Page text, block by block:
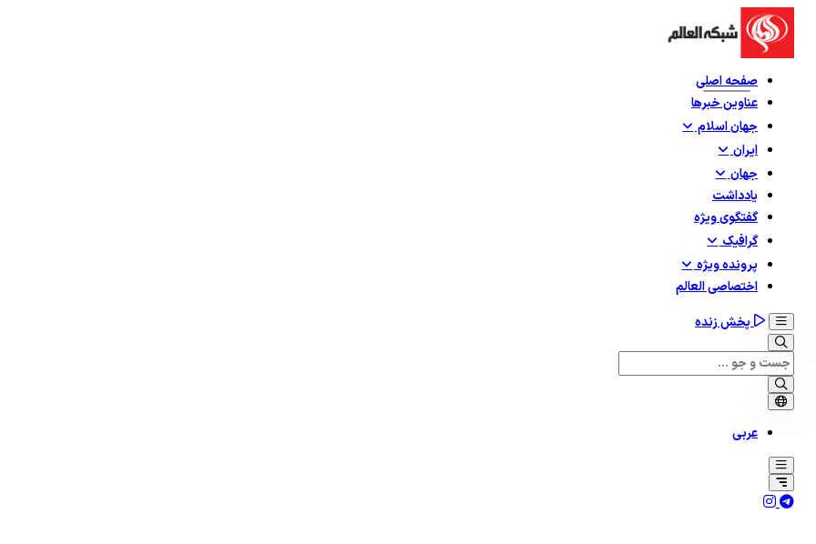
صفحه اصلی
عناوین خبرها
جهان اسلام
ایران
جهان
یادداشت
گفتگوی ویژه
گرافيک
پرونده ویژه
اختصاصی العالم
پخش زنده
عربی